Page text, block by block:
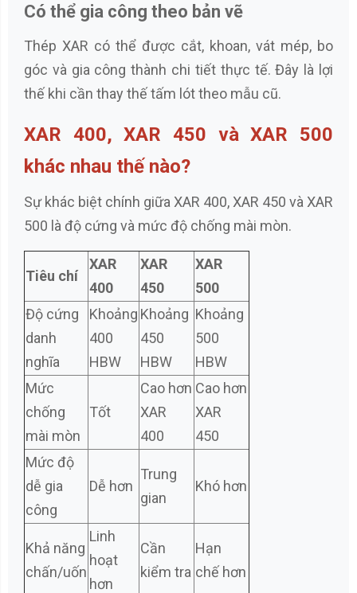
Có thể gia công theo bản vẽ
Thép XAR có thể được cắt, khoan, vát mép, bo
góc và gia công thành chi tiết thực tế. Đây là lợi
thế khi cần thay thế tấm lót theo mẫu cũ.
XAR 400, XAR 450 và XAR 500
khác nhau thế nào?
Sự khác biệt chính giữa XAR 400, XAR 450 và XAR
500 là độ cứng và mức độ chống mài mòn.
Tiêu chí
XAR
400
XAR
450
XAR
500
Độ cứng
danh
nghĩa
Khoảng
400
HBW
Khoảng
450
HBW
Khoảng
500
HBW
Mức
chống
mài mòn
Tốt
Cao hơn
XAR
400
Cao hơn
XAR
450
Mức độ
dễ gia
công
Dễ hơn
Trung
gian
Khó hơn
Khả năng
chấn/uốn
Linh
hoạt
hơn
Cần
kiểm tra
Hạn
chế hơn